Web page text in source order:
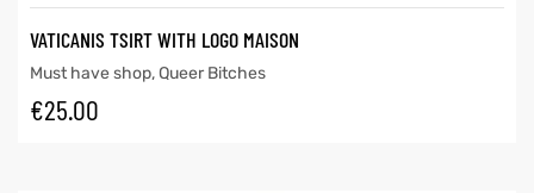
VATICANIS TSIRT WITH LOGO MAISON
Must have shop,Queer Bitches
€25.00